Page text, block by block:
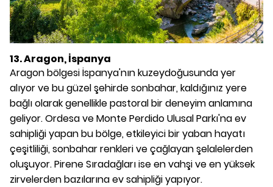
13. Aragon, İspanya
Aragon bölgesi İspanya'nın kuzeydoğusunda yer
alıyor ve bu güzel şehirde sonbahar, kaldığınız yere
bağlı olarak genellikle pastoral bir deneyim anlamına
geliyor. Ordesa ve Monte Perdido Ulusal Parkı'na ev
sahipliği yapan bu bölge, etkileyici bir yaban hayatı
çeşitliliği, sonbahar renkleri ve çağlayan şelalelerden
oluşuyor. Pirene Sıradağları ise en vahşi ve en yüksek
zirvelerden bazılarına ev sahipliği yapıyor.